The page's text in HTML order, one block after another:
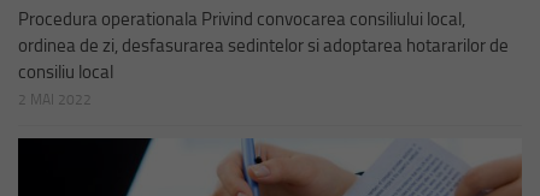
Procedura operationala Privind convocarea consiliului local,
ordinea de zi, desfasurarea sedintelor si adoptarea hotararilor de
consiliu local
2 MAI 2022